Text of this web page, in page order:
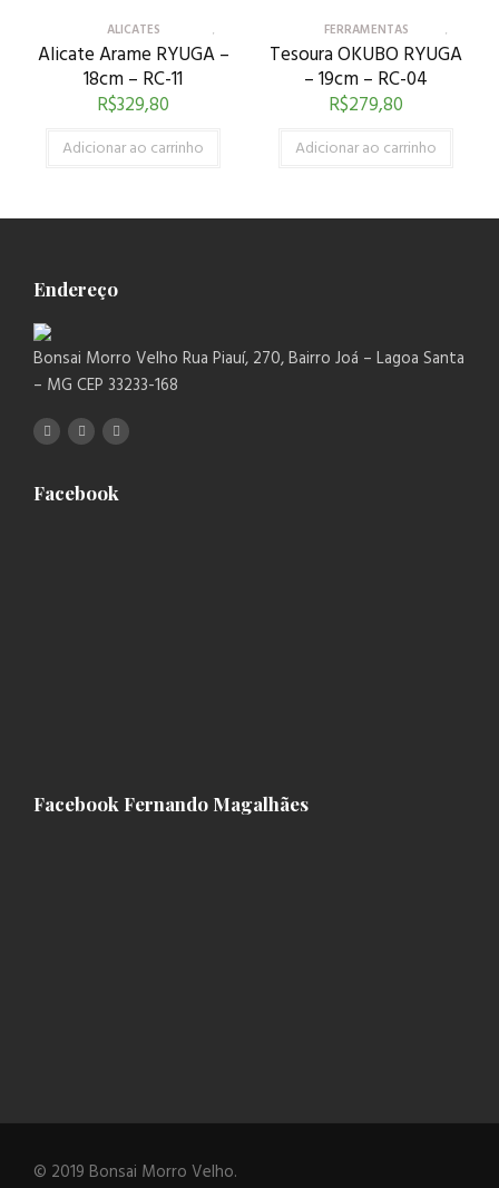
ALICATES
Alicate Arame RYUGA –
18cm – RC-11
R$329,80
Adicionar ao carrinho
FERRAMENTAS
Tesoura OKUBO RYUGA
– 19cm – RC-04
R$279,80
Adicionar ao carrinho
Endereço
Bonsai Morro Velho Rua Piauí, 270, Bairro Joá – Lagoa Santa
– MG CEP 33233-168
Facebook
Facebook Fernando Magalhães
© 2019 Bonsai Morro Velho.